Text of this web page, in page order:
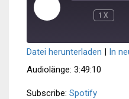
PLAY
EPISODE
REWIND
1X
Spotify
RSS FEED
SHARE
LINK
Datei herunterladen | In
Audiolänge: 3:49:10
Subscribe: Spotify